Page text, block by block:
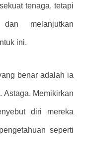
tenaga, tetapi
melanjutkan
ini.
benar adalah ia
Astaga. Memikirkan
diri mereka
seperti